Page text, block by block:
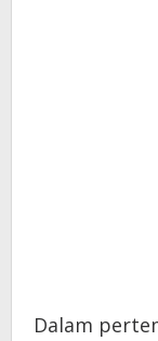
Dalam